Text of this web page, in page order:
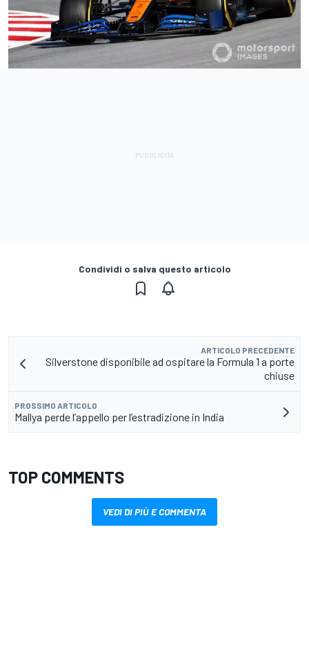
Condividi o salva questo articolo
ARTICOLO PRECEDENTE
Silverstone disponibile ad ospitare la Formula 1 a porte
chiuse
PROSSIMO ARTICOLO
Mallya perde l’appello per l’estradizione in India
TOP COMMENTS
VEDI DI PIÙ E COMMENTA